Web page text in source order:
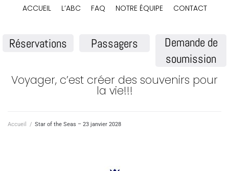
ACCUEIL
L’ABC FAQ NOTRE ÉQUIPE CONTACT
Réservations Passagers
Demande de
soumission
Voyager, c’est créer des souvenirs pour
la vie!!!
Accueil / Star of the Seas – 23 janvier 2028